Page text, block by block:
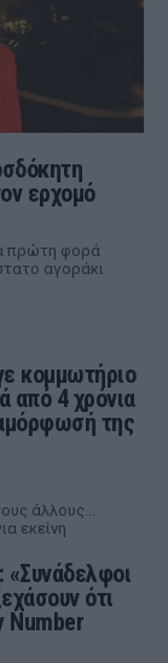
ερχομό
πρώτη φορά
αγοράκι
κομμωτήριο
από 4 χρόνια
της
άλλους...
εκείνη
ότι
Number